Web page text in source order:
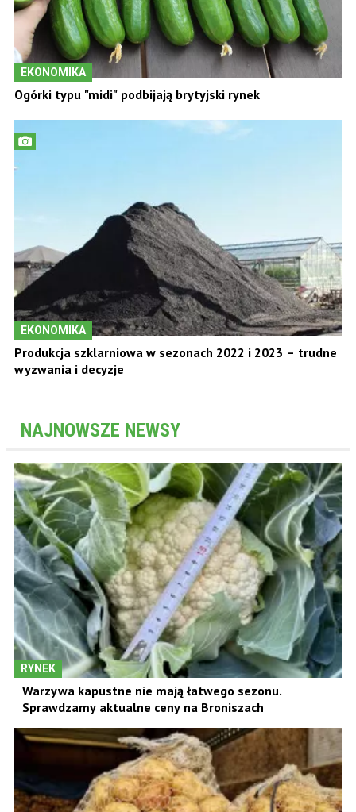
EKONOMIKA
Ogórki typu "midi" podbijają brytyjski rynek
EKONOMIKA
Produkcja szklarniowa w sezonach 2022 i 2023 – trudne
wyzwania i decyzje
NAJNOWSZE NEWSY
RYNEK
Warzywa kapustne nie mają łatwego sezonu.
Sprawdzamy aktualne ceny na Broniszach